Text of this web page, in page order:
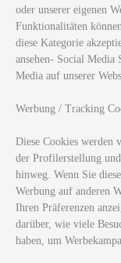
oder unserer eigenen
Funktionalitäten
diese Kategorie
ansehen- Social
Media auf unserer
Werbung / Tracking
Diese Cookies werden
der Profilerstellung
hinweg. Wenn Sie
Werbung auf anderen
Ihren Präferenzen
darüber, wie viele
haben, um